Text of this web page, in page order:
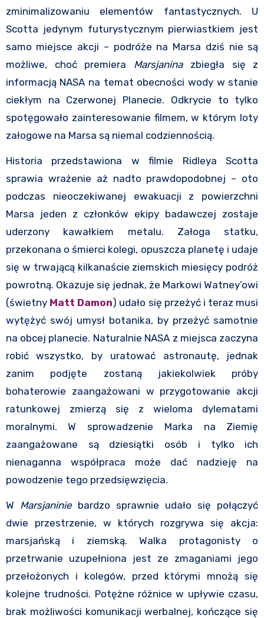
zminimalizowaniu elementów fantastycznych. U
Scotta jedynym futurystycznym pierwiastkiem jest
samo miejsce akcji – podróże na Marsa dziś nie są
możliwe, choć premiera Marsjanina zbiegła się z
informacją NASA na temat obecności wody w stanie
ciekłym na Czerwonej Planecie. Odkrycie to tylko
spotęgowało zainteresowanie filmem, w którym loty
załogowe na Marsa są niemal codziennością.
Historia przedstawiona w filmie Ridleya Scotta
sprawia wrażenie aż nadto prawdopodobnej – oto
podczas nieoczekiwanej ewakuacji z powierzchni
Marsa jeden z członków ekipy badawczej zostaje
uderzony kawałkiem metalu. Załoga statku,
przekonana o śmierci kolegi, opuszcza planetę i udaje
się w trwającą kilkanaście ziemskich miesięcy podróż
powrotną. Okazuje się jednak, że Markowi Watney’owi
(świetny Matt Damon) udało się przeżyć i teraz musi
wytężyć swój umysł botanika, by przeżyć samotnie
na obcej planecie. Naturalnie NASA z miejsca zaczyna
robić wszystko, by uratować astronautę, jednak
zanim podjęte zostaną jakiekolwiek próby
bohaterowie zaangażowani w przygotowanie akcji
ratunkowej zmierzą się z wieloma dylematami
moralnymi. W sprowadzenie Marka na Ziemię
zaangażowane są dziesiątki osób i tylko ich
nienaganna współpraca może dać nadzieję na
powodzenie tego przedsięwzięcia.
W Marsjaninie bardzo sprawnie udało się połączyć
dwie przestrzenie, w których rozgrywa się akcja:
marsjańską i ziemską. Walka protagonisty o
przetrwanie uzupełniona jest ze zmaganiami jego
przełożonych i kolegów, przed którymi mnożą się
kolejne trudności. Potężne różnice w upływie czasu,
brak możliwości komunikacji werbalnej, kończące się